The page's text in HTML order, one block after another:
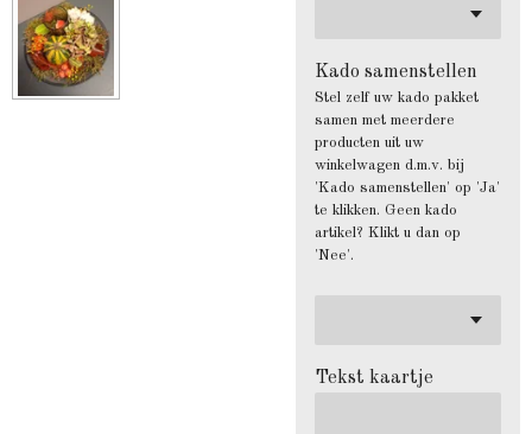
Kado samenstellen
Stel zelf uw kado pakket
samen met meerdere
producten uit uw
winkelwagen d.m.v. bij
'Kado samenstellen' op 'Ja'
te klikken. Geen kado
artikel? Klikt u dan op
'Nee'.
Tekst kaartje